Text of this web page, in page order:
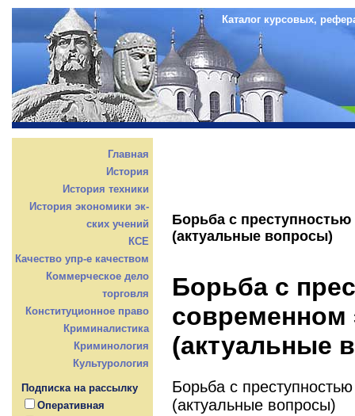
Каталог курсовых,
Главная
История
История техники
История экономики эк-
ских учений
КСЕ
Качество упр-е качеством
Коммерческое дело
торговля
Конституционное право
Криминалистика
Криминология
Культурология
Подписка на рассылку
Оперативная
Борьба с
(актуальные вопросы)
Борьба с
современном
(актуальные
Борьба с
(актуальные вопросы)